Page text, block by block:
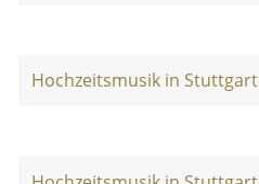
Hochzeitsmusik in Stuttgart